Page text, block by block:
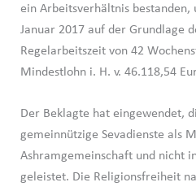
ein Arbeitsverhältnis bestanden,
Januar 2017 auf der Grundlage
Regelarbeitszeit von 42
Mindestlohn i. H. v. 46.118,54
Der Beklagte hat eingewendet,
gemeinnützige Sevadienste als
Ashramgemeinschaft und nicht
geleistet. Die Religionsfreiheit